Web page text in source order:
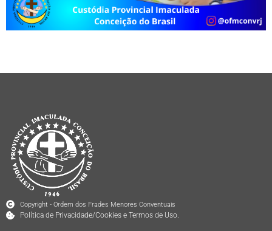
Copyright - Ordem dos Frades Menores Conventuais
Política de Privacidade/Cookies e Termos de Uso.